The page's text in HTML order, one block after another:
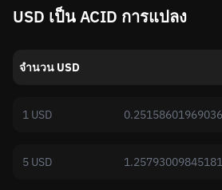
USD เป็น ACID การแปลง
จำนวน USD
1 USD
5 USD